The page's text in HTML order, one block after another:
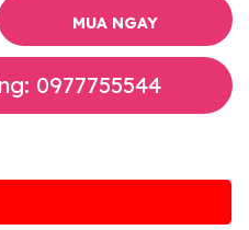
MUA NGAY
0977755544